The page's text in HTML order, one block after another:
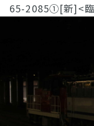
65-2085①[新]<